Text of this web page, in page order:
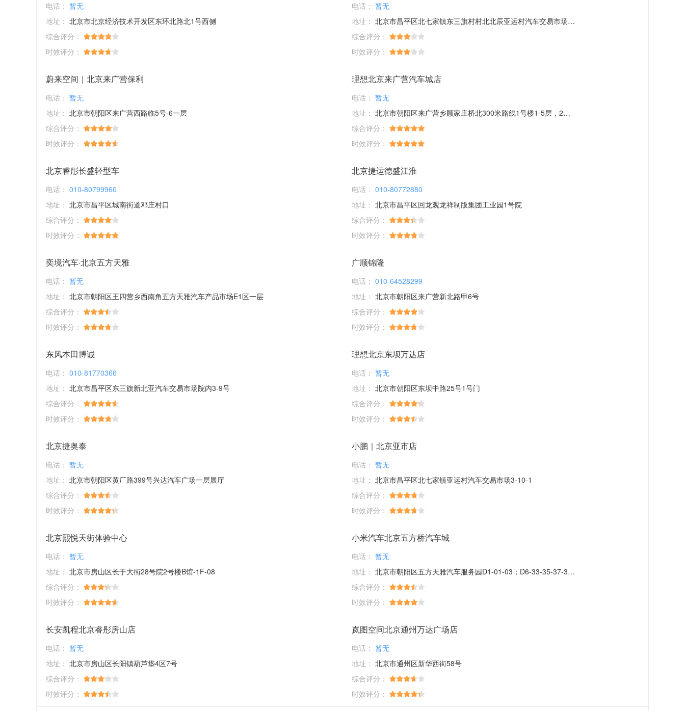
电话： 暂无
地址： 北京市北京经济技术开发区东环北路北1号西侧
综合评分：
时效评分：
电话： 暂无
地址： 北京市昌平区北七家镇东三旗村村北北辰亚运村汽车交易市场内A五区5号
综合评分：
时效评分：
蔚来空间｜北京来广营保利
电话： 暂无
地址： 北京市朝阳区来广营西路临5号-6一层
综合评分：
时效评分：
理想北京来广营汽车城店
电话： 暂无
地址： 北京市朝阳区来广营乡顾家庄桥北300米路线1号楼1-5层，2号楼3层
综合评分：
时效评分：
北京睿彤长盛轻型车
电话： 010-80799960
地址： 北京市昌平区城南街道邓庄村口
综合评分：
时效评分：
北京捷运德盛江淮
电话： 010-80772880
地址： 北京市昌平区回龙观龙祥制版集团工业园1号院
综合评分：
时效评分：
奕境汽车·北京五方天雅
电话： 暂无
地址： 北京市朝阳区王四营乡西南角五方天雅汽车产品市场E1区一层
综合评分：
时效评分：
广顺锦隆
电话： 010-64528299
地址： 北京市朝阳区来广营新北路甲6号
综合评分：
时效评分：
东风本田博诚
电话： 010-81770366
地址： 北京市昌平区东三旗新北亚汽车交易市场院内3-9号
综合评分：
时效评分：
理想北京东坝万达店
电话： 暂无
地址： 北京市朝阳区东坝中路25号1号门
综合评分：
时效评分：
北京捷奥泰
电话： 暂无
地址： 北京市朝阳区黄厂路399号兴达汽车广场一层展厅
综合评分：
时效评分：
小鹏｜北京亚市店
电话： 暂无
地址： 北京市昌平区北七家镇亚运村汽车交易市场3-10-1
综合评分：
时效评分：
北京熙悦天街体验中心
电话： 暂无
地址： 北京市房山区长于大街28号院2号楼B馆-1F-08
综合评分：
时效评分：
小米汽车北京五方桥汽车城
电话： 暂无
地址： 北京市朝阳区五方天雅汽车服务园D1-01-03；D6-33-35-37-39-41-43-45-47-49-51；D7-42-46-48-50-52-56-58-60-62-66
综合评分：
时效评分：
长安凯程北京睿彤房山店
电话： 暂无
地址： 北京市房山区长阳镇葫芦垡4区7号
综合评分：
时效评分：
岚图空间北京通州万达广场店
电话： 暂无
地址： 北京市通州区新华西街58号
综合评分：
时效评分：